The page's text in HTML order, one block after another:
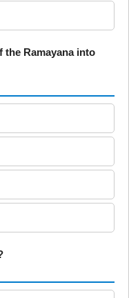
the Ramayana into